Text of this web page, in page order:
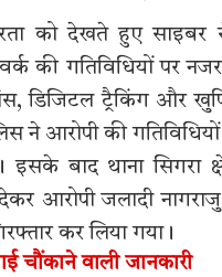
को देखते हुए
की गतिविधियों पर
डिजिटल ट्रैकिंग और
ने आरोपी की
इसके बाद थाना सिगरा
आरोपी जलादी नागराजु
कर लिया गया।
वाली जानकारी